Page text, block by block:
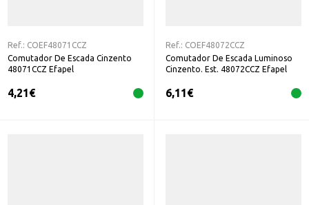
Ref.: COEF48071CCZ
Comutador De Escada Cinzento
48071CCZ Efapel
4,21€
Ref.: COEF48072CCZ
Comutador De Escada Luminoso
Cinzento. Est. 48072CCZ Efapel
6,11€